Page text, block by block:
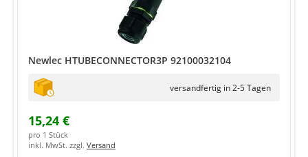
Newlec HTUBECONNECTOR3P 92100032104
versandfertig in 2-5 Tagen
15,24 €
pro 1 Stück
inkl. MwSt. zzgl. Versand